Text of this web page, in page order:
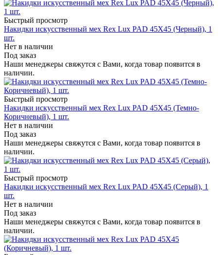
Быстрый просмотр
Накидки искусственный мех Rex Lux PAD 45Х45 (Черный), 1
шт.
Нет в наличии
Под заказ
Наши менеджеры свяжутся с Вами, когда товар появится в
наличии.
Быстрый просмотр
Накидки искусственный мех Rex Lux PAD 45Х45 (Темно-
Коричневый), 1 шт.
Нет в наличии
Под заказ
Наши менеджеры свяжутся с Вами, когда товар появится в
наличии.
Быстрый просмотр
Накидки искусственный мех Rex Lux PAD 45Х45 (Серый), 1
шт.
Нет в наличии
Под заказ
Наши менеджеры свяжутся с Вами, когда товар появится в
наличии.